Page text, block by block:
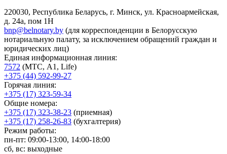
220030, Республика Беларусь, г. Минск, ул. Красноармейская,
д. 24а, пом 1Н
bnp@belnotary.by (для корреспонденции в Белорусскую
нотариальную палату, за исключением обращений граждан и
юридических лиц)
Единая информационная линия:
7572 (МТС, A1, Life)
+375 (44) 592-99-27
Горячая линия:
+375 (17) 323-59-34
Общие номера:
+375 (17) 323-38-23 (приемная)
+375 (17) 258-26-83 (бухгалтерия)
Режим работы:
пн-пт: 09:00-13:00, 14:00-18:00
сб, вс: выходные